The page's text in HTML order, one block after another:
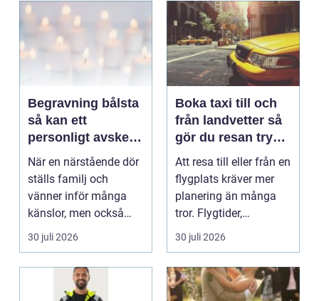
Begravning bålsta
så kan ett
personligt avsked
formas
När en närstående dör
ställs familj och
vänner inför många
känslor, men också
praktiska beslut. En b...
30 juli 2026
Boka taxi till och
från landvetter så
gör du resan trygg
och smidig
Att resa till eller från en
flygplats kräver mer
planering än många
tror. Flygtider,
packning, säker...
30 juli 2026